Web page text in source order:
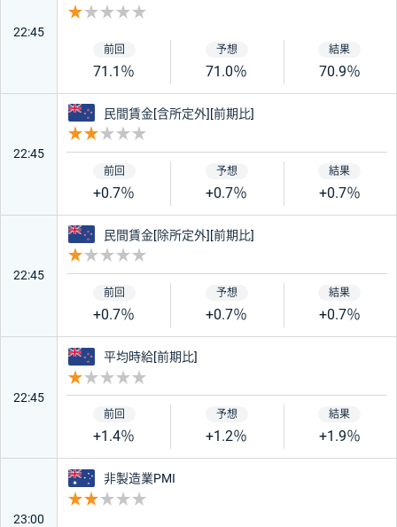
22:45
71.1％ 71.0％ 70.9％
22:45
ニュージーランド
民間賃金[含所定外][前期比]
+0.7％ +0.7％ +0.7％
22:45
ニュージーランド
民間賃金[除所定外][前期比]
+0.7％ +0.7％ +0.7％
22:45
ニュージーランド
平均時給[前期比]
+1.4％ +1.2％ +1.9％
23:00
オーストラリア
非製造業PMI